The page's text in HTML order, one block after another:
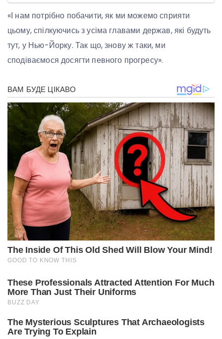
«І нам потрібно побачити, як ми можемо сприяти
цьому, спілкуючись з усіма главами держав, які будуть
тут, у Нью-Йорку. Так що, знову ж таки, ми
сподіваємося досягти певного прогресу».